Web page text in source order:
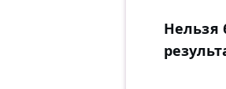
Нельзя